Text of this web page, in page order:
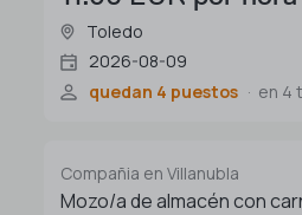
Toledo
2026-08-09
quedan 4 puestos
en 4
Compañia en Villanubla
Mozo/a de almacén con